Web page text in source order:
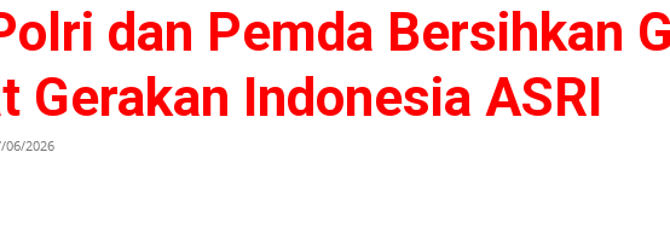
dan Pemda Bersihkan
Gerakan Indonesia ASRI
06/2026